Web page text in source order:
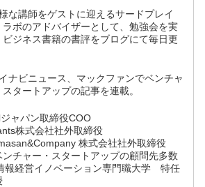
な講師をゲストに迎えるサードプレイ
ラボのアドバイザーとして、勉強会を実
ビジネス書籍の書評をブログにて毎日更
ナビニュース、マックファンでベンチャ
スタートアップの記事を連載。
ャパン取締役COO
株式会社社外取締役
株式会社社外取締役
ンチャー・スタートアップの顧問先多数
報経営イノベーション専門職大学 特任